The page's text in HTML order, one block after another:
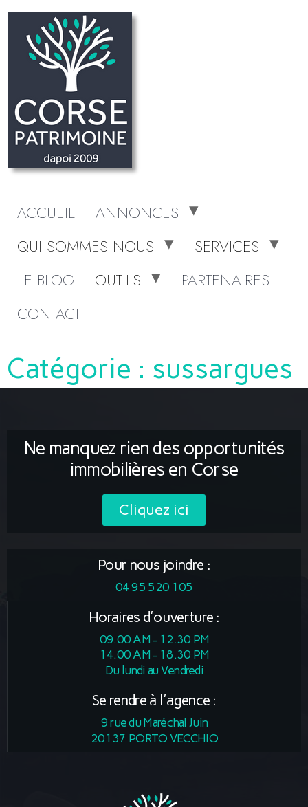
ACCUEIL
ANNONCES
QUI SOMMES NOUS
SERVICES
LE BLOG
OUTILS
PARTENAIRES
CONTACT
Catégorie : sussargues
Ne manquez rien des opportunités
immobilières en Corse
Cliquez ici
Pour nous joindre :
04 95 520 105
Horaires d'ouverture :
09.00 AM - 12.30 PM
14.00 AM - 18.30 PM
Du lundi au Vendredi
Se rendre à l'agence :
9 rue du Maréchal Juin
20137 PORTO VECCHIO